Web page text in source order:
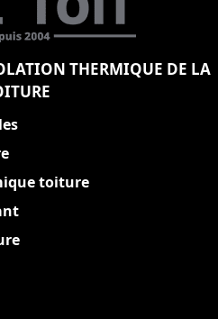
THERMIQUE DE LA
toiture